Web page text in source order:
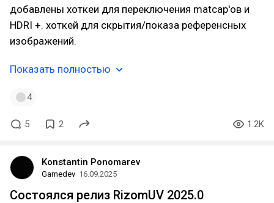
добавлены хоткеи для переключения matcap'ов и
HDRI +. хоткей для скрытия/показа референсных
изображений.
Показать полностью
4
5 2 1.2K
Konstantin Ponomarev
Gamedev 16.09.2025
Состоялся релиз RizomUV 2025.0